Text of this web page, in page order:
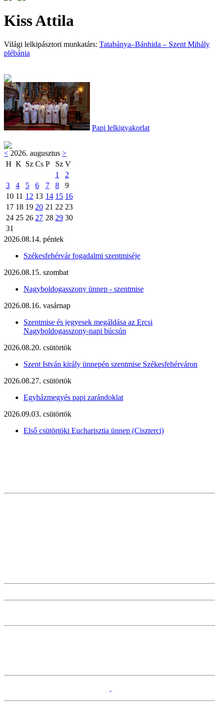
Kiss Attila
Világi lelkipásztori munkatárs: Tatabánya–Bánhida – Szent Mihály
plébánia
Papi lelkigyakorlat
< 2026. augusztus >
H K Sz Cs P Sz V
1
2
3
4 5 6 7 8
9
10 11 12 13 14 15 16
17 18 19 20 21 22 23
24 25 26 27 28 29 30
31
2026.08.14. péntek
Székesfehérvár fogadalmi szentmiséje
2026.08.15. szombat
Nagyboldogasszony ünnep - szentmise
2026.08.16. vasárnap
Szentmise és jegyesek megáldása az Ercsi
Nagyboldogasszony-napi búcsún
2026.08.20. csütörtök
Szent István király ünnepén szentmise Székesfehérváron
2026.08.27. csütörtök
Egyházmegyés papi zarándoklat
2026.09.03. csütörtök
Első csütörtöki Eucharisztia ünnep (Ciszterci)